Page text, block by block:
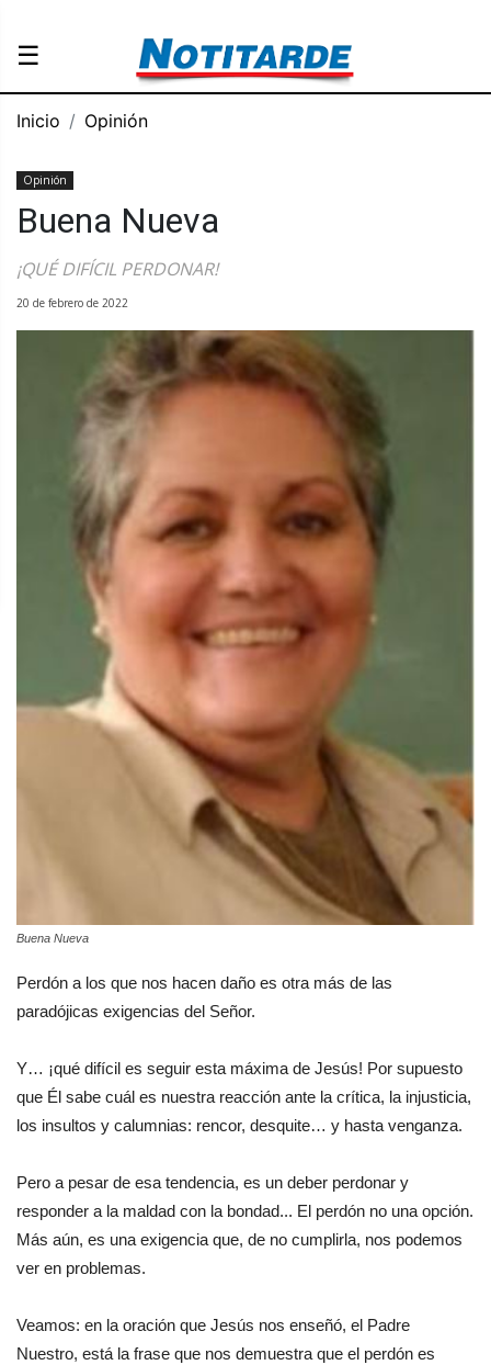
☰
Inicio Opinión
Opinión
Buena Nueva
¡QUÉ DIFÍCIL PERDONAR!
20 de febrero de 2022
Buena Nueva
Perdón a los que nos hacen daño es otra más de las
paradójicas exigencias del Señor.
Y… ¡qué difícil es seguir esta máxima de Jesús! Por supuesto
que Él sabe cuál es nuestra reacción ante la crítica, la injusticia,
los insultos y calumnias: rencor, desquite… y hasta venganza.
Pero a pesar de esa tendencia, es un deber perdonar y
responder a la maldad con la bondad... El perdón no una opción.
Más aún, es una exigencia que, de no cumplirla, nos podemos
ver en problemas.
Veamos: en la oración que Jesús nos enseñó, el Padre
Nuestro, está la frase que nos demuestra que el perdón es